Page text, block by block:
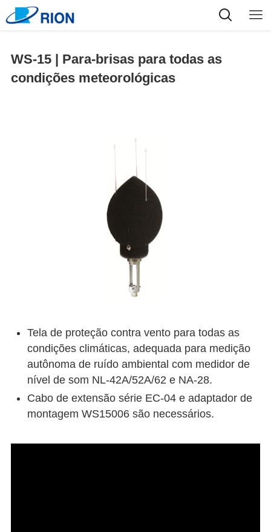
WS-15 | Para-brisas para todas as
condições meteorológicas
Tela de proteção contra vento para todas as
condições climáticas, adequada para medição
autônoma de ruído ambiental com medidor de
nível de som NL-42A/52A/62 e NA-28.
Cabo de extensão série EC-04 e adaptador de
montagem WS15006 são necessários.